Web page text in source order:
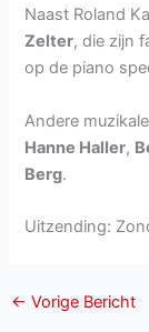
Naast Roland
Zelter, die zijn
op de piano
Andere
Hanne Haller,
Berg.
Uitzending:
← Vorige Bericht